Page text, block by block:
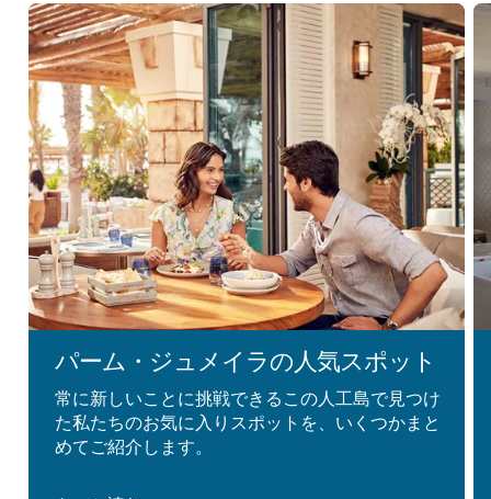
パーム・ジュメイラの人気スポット
常に新しいことに挑戦できるこの人工島で見つけ
た私たちのお気に入りスポットを、いくつかまと
めてご紹介します。